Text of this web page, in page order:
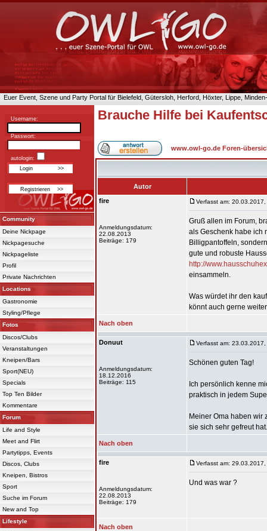
Euer Event, Szene und Party Portal für Bielefeld, Gütersloh, Herford, Höxter, Lippe,
Username:
Passwort:
autologin:
Community
Deine Nickpage
Nickpagesuche
Nickpageliste
Profil
Private Nachrichten
Locations
Gastronomie
Styling/Pflege
Fotos
Discos/Clubs
Veranstaltungen
Kneipen/Bars
Sport(NEU)
Specials
Top Ten Bilder
Kommentare
Forum
Life and Style
Meet and Flirt
Partytipps, Events
Discos, Clubs
Kneipen, Bistros
Sport
Suche im Forum
New and Top
Lifestyle
Brauche Hilfe bei
www.owl-go.de Foren-
Autor
fire
Anmeldungsdatum:
22.08.2013
Beiträge: 179
Verfasst am:
Gruß allen im Forum,
als Geschenk habe ich
Billigpantoffeln,
gute und robuste
http://
einsammeln.
Was würdet ihr den
könnt auch gerne
Nach oben
Donuut
Anmeldungsdatum:
18.12.2016
Beiträge: 115
Verfasst am:
Schönen guten Tag!
Ich persönlich kenne
praktisch in jedem
Meiner Oma haben wir
sie sich sehr gefreut
Nach oben
fire
Anmeldungsdatum:
22.08.2013
Beiträge: 179
Verfasst am:
Und was war ?
Nach oben